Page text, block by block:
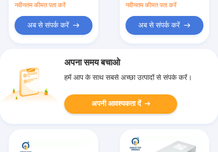
नवीनतम कीमत पता करें
अब से संपर्क करें
नवीनतम कीमत पता करें
अब से संपर्क करें
अपना समय बचाओ
हमें आप के साथ सबसे अच्छा उत्पादों से संपर्क करें।
अपनी आवश्यकता दें